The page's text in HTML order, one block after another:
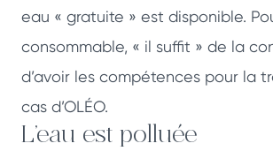
eau « gratuite » est disponible.
consommable, « il suffit » de la
d’avoir les compétences pour la
cas d’OLÉO.
L’eau est polluée